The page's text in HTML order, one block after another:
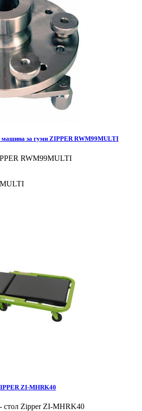
машина за гуми ZIPPER RWM99MULTI
RWM99MULTI
ZI-MHRK40
стол Zipper ZI-MHRK40